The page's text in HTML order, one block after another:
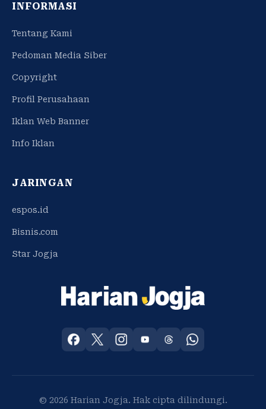
INFORMASI
Tentang Kami
Pedoman Media Siber
Copyright
Profil Perusahaan
Iklan Web Banner
Info Iklan
JARINGAN
espos.id
Bisnis.com
Star Jogja
© 2026 Harian Jogja. Hak cipta dilindungi.